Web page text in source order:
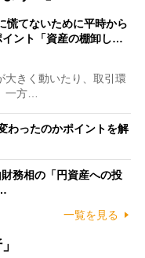
慌てないために平時から
ント「資産の棚卸し…
きく動いたり、取引環
一方…
わったのかポイントを解
務相の「円資産への投
一覧を見る